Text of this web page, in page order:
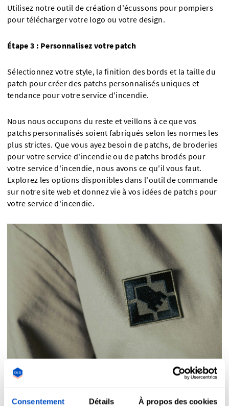
Consentement Détails À propos des cookies
Utilisez notre outil de création d'écussons pour pompiers
pour télécharger votre logo ou votre design.
Étape 3 : Personnalisez votre patch
Sélectionnez votre style, la finition des bords et la taille du
patch pour créer des patchs personnalisés uniques et
tendance pour votre service d'incendie.
Nous nous occupons du reste et veillons à ce que vos
patchs personnalisés soient fabriqués selon les normes les
plus strictes. Que vous ayez besoin de patchs, de broderies
pour votre service d'incendie ou de patchs brodés pour
votre service d'incendie, nous avons ce qu'il vous faut.
Explorez les options disponibles dans l'outil de commande
sur notre site web et donnez vie à vos idées de patchs pour
votre service d'incendie.